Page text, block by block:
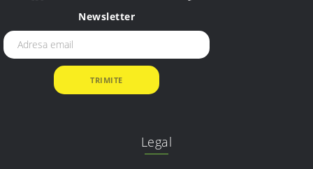
Legal
Newsletter